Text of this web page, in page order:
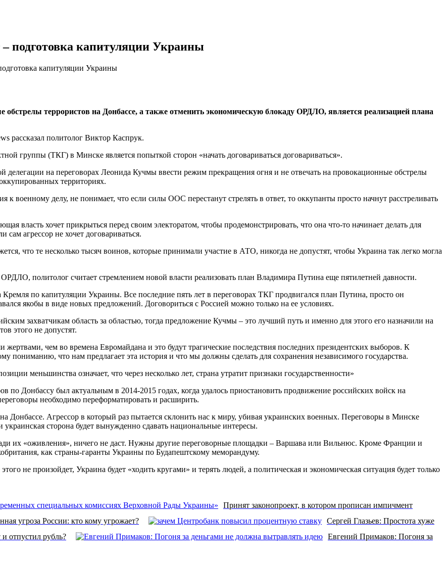
подготовка капитуляции Украины
капитуляции Украины
террористов на Донбассе, а также отменить экономическую блокаду ОРДЛО, является реализацией плана
рассказал политолог Виктор Каспрук.
группы (ТКГ) в Минске является попыткой сторон «начать договариваться договариваться».
делегации на переговорах Леонида Кучмы ввести режим прекращения огня и не отвечать на провокационные обстрелы
территориях.
военному делу, не понимает, что если силы ООС перестанут стрелять в ответ, то оккупанты просто начнут расстреливать
власть хочет прикрыться перед своим электоратом, чтобы продемонстрировать, что она что-то начинает делать для
агрессор не хочет договариваться.
что те несколько тысяч воинов, которые принимали участие в АТО, никогда не допустят, чтобы Украина так легко могла
политолог считает стремлением новой власти реализовать план Владимира Путина еще пятилетней давности.
по капитуляции Украины. Все последние пять лет в переговорах ТКГ продвигался план Путина, просто он
якобы в виде новых предложений. Договориться с Россией можно только на ее условиях.
захватчикам область за областью, тогда предложение Кучмы – это лучший путь и именно для этого его назначили на
этого не допустят.
жертвами, чем во времена Евромайдана и это будут трагические последствия последних президентских выборов. К
пониманию, что нам предлагает эта история и что мы должны сделать для сохранения независимого государства.
меньшинства означает, что через несколько лет, страна утратит признаки государственности»
Донбассу был актуальным в 2014-2015 годах, когда удалось приостановить продвижение российских войск на
необходимо переформатировать и расширить.
Донбассе. Агрессор в который раз пытается склонить нас к миру, убивая украинских военных. Переговоры в Минске
сторона будет вынужденно сдавать национальные интересы.
их «оживления», ничего не даст. Нужны другие переговорные площадки – Варшава или Вильнюс. Кроме Франции и
как страны-гаранты Украины по Будапештскому меморандуму.
не произойдет, Украина будет «ходить кругами» и терять людей, а политическая и экономическая ситуация будет только
Принят законопроект, в котором прописан импичмент
угроза России: кто кому угрожает?
Сергей Глазьев: Простота хуже
отпустил рубль?
Евгений Примаков: Погоня за